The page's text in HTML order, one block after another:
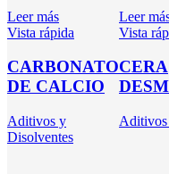
Leer más
Vista rápida
CARBONATO
DE CALCIO
Aditivos y
Disolventes
Leer
Vista
CERA